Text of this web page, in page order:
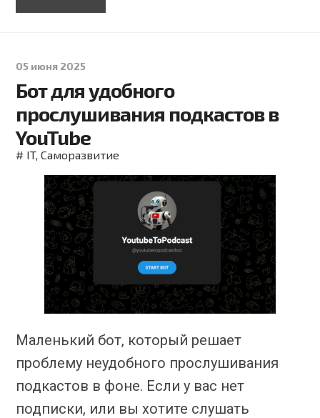
05 июня 2025
Бот для удобного
прослушивания подкастов в
YouTube
# IT,Саморазвитие
Маленький бот, который решает
проблему неудобного прослушивания
подкастов в фоне. Если у вас нет
подписки, или вы хотите слушать